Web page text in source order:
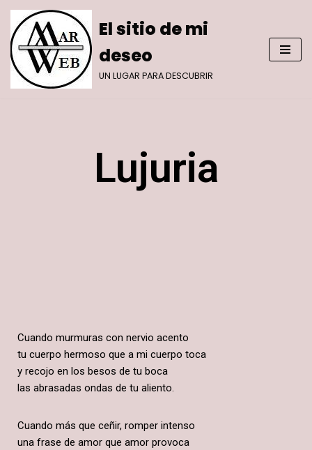
Saltar
al
contenido
El sitio de mi
deseo
UN LUGAR PARA DESCUBRIR
Lujuria
Cuando murmuras con nervio acento
tu cuerpo hermoso que a mi cuerpo toca
y recojo en los besos de tu boca
las abrasadas ondas de tu aliento.
Cuando más que ceñir, romper intenso
una frase de amor que amor provoca